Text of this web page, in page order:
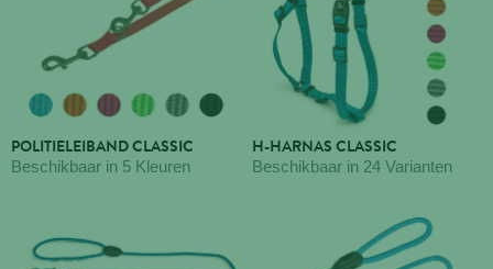
POLITIELEIBAND CLASSIC
Beschikbaar in 5 Kleuren
H-HARNAS CLASSIC
Beschikbaar in 24 Varianten